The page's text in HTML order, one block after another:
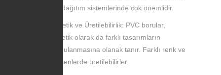
su dağıtım sistemlerinde çok önemlidir.
Estetik ve Üretilebilirlik: PVC borular,
estetik olarak da farklı tasarımların
uygulanmasına olanak tanır. Farklı renk ve
desenlerde üretilebilirler.